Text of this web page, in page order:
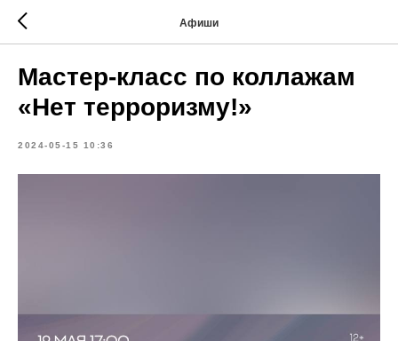
Афиши
Мастер-класс по коллажам
«Нет терроризму!»
2024-05-15 10:36